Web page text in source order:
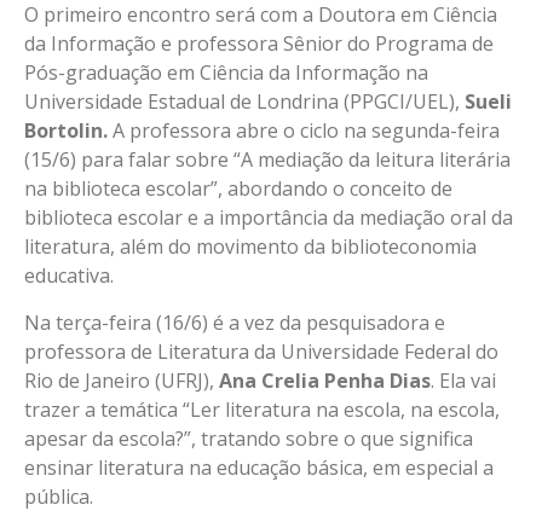
O primeiro encontro será com a Doutora em Ciência
da Informação e professora Sênior do Programa de
Pós-graduação em Ciência da Informação na
Universidade Estadual de Londrina (PPGCI/UEL), Sueli
Bortolin.A professora abre o ciclo na segunda-feira
(15/6) para falar sobre “A mediação da leitura literária
na biblioteca escolar”, abordando o conceito de
biblioteca escolar e a importância da mediação oral da
literatura, além do movimento da biblioteconomia
educativa.
Na terça-feira (16/6) é a vez da pesquisadora e
professora de Literatura da Universidade Federal do
Rio de Janeiro (UFRJ), Ana Crelia Penha Dias. Ela vai
trazer a temática “Ler literatura na escola, na escola,
apesar da escola?”, tratando sobre o que significa
ensinar literatura na educação básica, em especial a
pública.